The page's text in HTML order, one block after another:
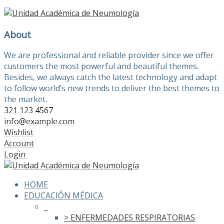
About
We are professional and reliable provider since we offer
customers the most powerful and beautiful themes.
Besides, we always catch the latest technology and adapt
to follow world’s new trends to deliver the best themes to
the market.
321 123 4567
info@example.com
Wishlist
Account
Login
HOME
EDUCACIÓN MÉDICA
> ENFERMEDADES RESPIRATORIAS